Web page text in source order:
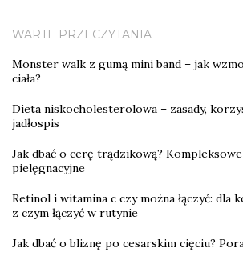
WARTE PRZECZYTANIA
Monster walk z gumą mini band – jak
ciała?
Dieta niskocholesterolowa – zasady,
jadłospis
Jak dbać o cerę trądzikową?
pielęgnacyjne
Retinol i witamina c czy można łączyć: dla
z czym łączyć w rutynie
Jak dbać o bliznę po cesarskim cięciu?